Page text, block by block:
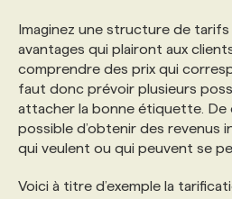
Imaginez une structure de
avantages qui plairont aux
comprendre des prix qui
faut donc prévoir plusieurs
attacher la bonne étiquette. De
possible d’obtenir des revenus
qui veulent ou qui peuvent se
Voici à titre d’exemple la